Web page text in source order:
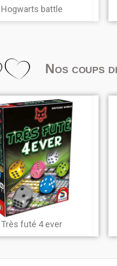
Hogwarts battle
Nos coups
Très futé 4 ever